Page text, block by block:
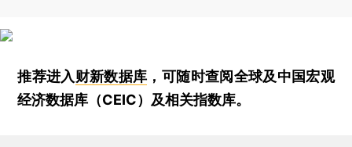
推荐进入财新数据库 ，可随时查阅全球及中国宏观
经济数据库（CEIC）及相关指数库。